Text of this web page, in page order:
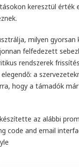
keresztül érték
milyen
felfedezett
rendszerek
a
hogy a támadók
az alábbi
code and email